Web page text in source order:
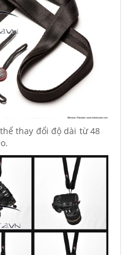
thay đổi độ dài từ 48